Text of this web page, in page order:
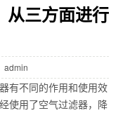
从三方面进行
admin
不同的作用和使用效
使用了空气过滤器，降